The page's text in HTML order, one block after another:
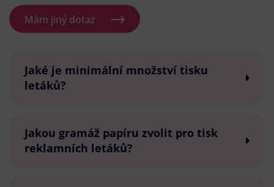
Mám jiný dotaz
Jaké je minimální množství tisku
letáků?
Jakou gramáž papíru zvolit pro tisk
reklamních letáků?